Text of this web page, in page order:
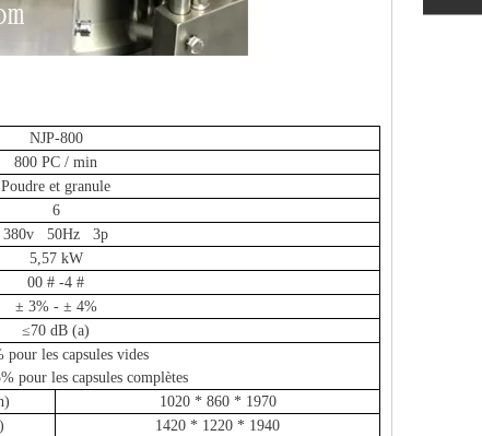
NJP-800
800 PC / min
Poudre et granule
6
380v 50Hz 3p
5,57 kW
00 # -4 #
± 3% - ± 4%
≤70 dB (a)
pour les capsules vides
pour les capsules complètes
1020 * 860 * 1970
1420 * 1220 * 1940